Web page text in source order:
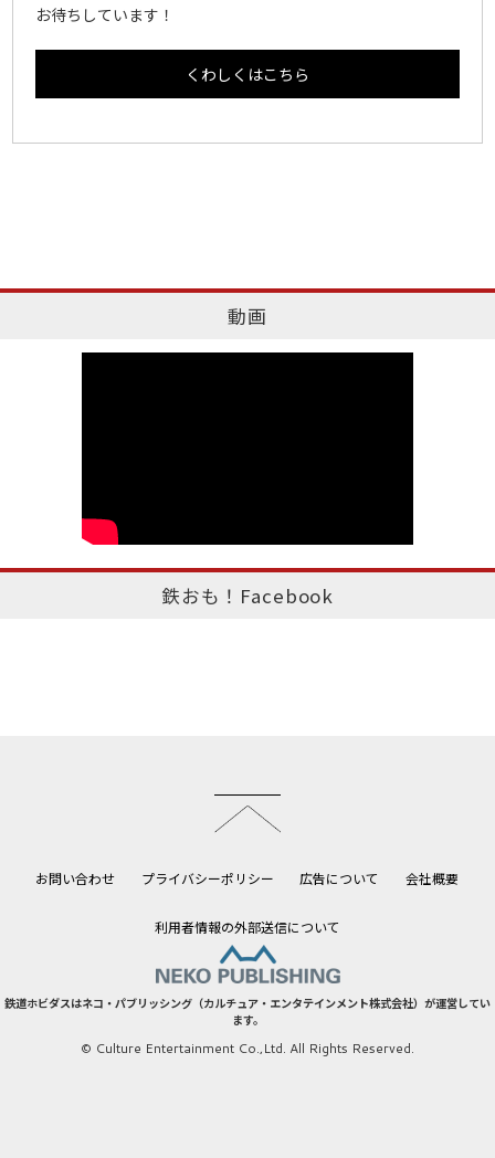
お待ちしています！
くわしくはこちら
動画
鉄おも！Facebook
お問い合わせ プライバシーポリシー 広告について 会社概要
利用者情報の外部送信について
鉄道ホビダスはネコ・パブリッシング（カルチュア・エンタテインメント株式会社）が運営してい
ます。
© Culture Entertainment Co.,Ltd. All Rights Reserved.